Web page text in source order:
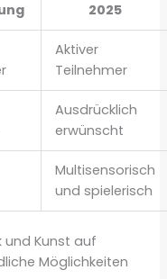
2025
Aktiver
Teilnehmer
Ausdrücklich
erwünscht
Multisensorisch
und spielerisch
und Kunst auf
Möglichkeiten